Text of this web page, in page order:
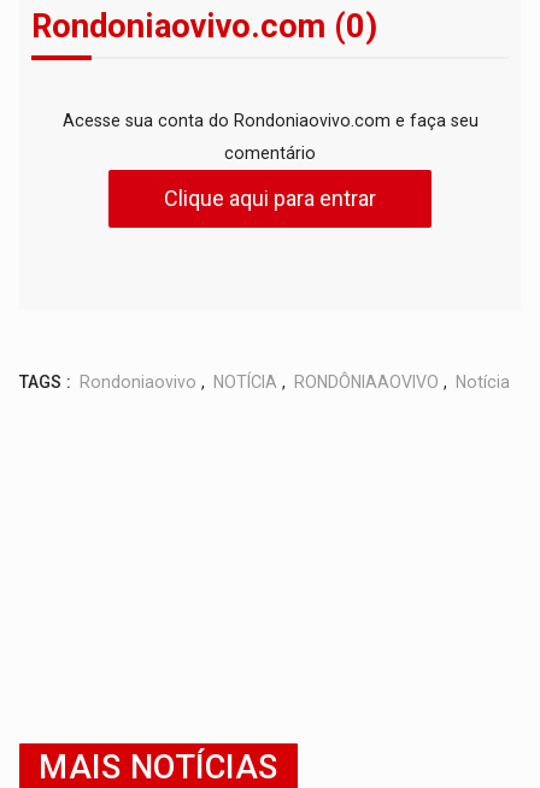
Rondoniaovivo.com (0)
Acesse sua conta do Rondoniaovivo.com e faça seu
comentário
Clique aqui para entrar
TAGS : Rondoniaovivo , NOTÍCIA , RONDÔNIAAOVIVO , Notícia
MAIS NOTÍCIAS